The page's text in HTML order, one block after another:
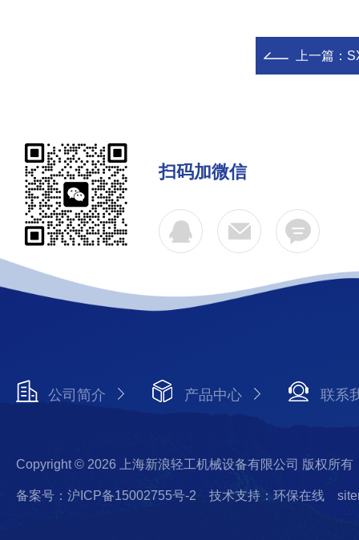
上一篇：
扫码加微信
公司简介 产品中心 联系
Copyright © 2026 上海新浪轻工机械设备有限公司 版权所有
备案号：沪ICP备15002755号-2 技术支持：环保在线